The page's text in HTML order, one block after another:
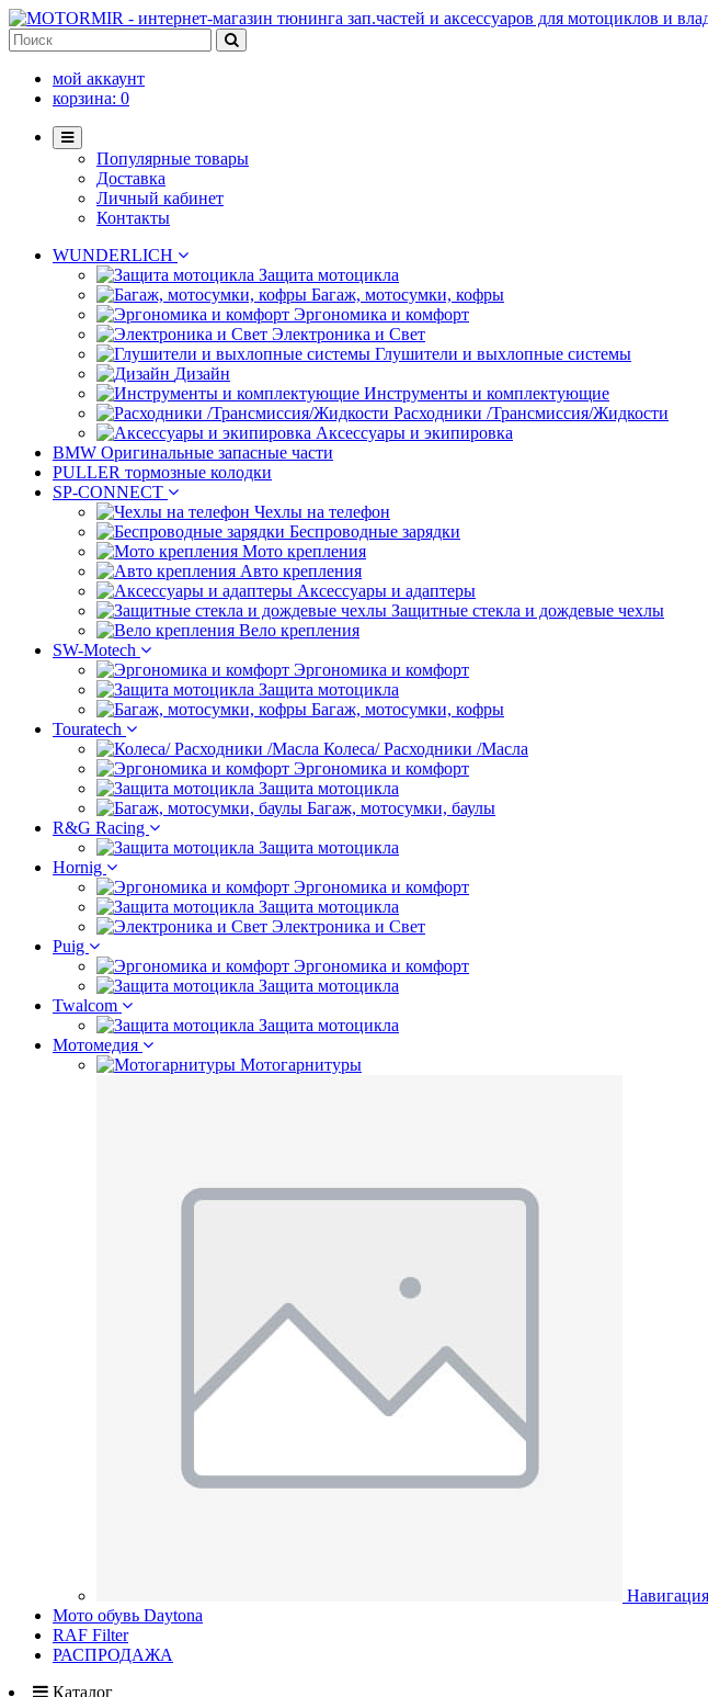
мой аккаунт
корзина: 0
Популярные товары
Доставка
Личный кабинет
Контакты
WUNDERLICH
Защита мотоцикла
Багаж, мотосумки, кофры
Эргономика и комфорт
Электроника и Свет
Глушители и выхлопные системы
Дизайн
Инструменты и комплектующие
Расходники /Трансмиссия/Жидкости
Аксессуары и экипировка
BMW Оригинальные запасные части
PULLER тормозные колодки
SP-CONNECT
Чехлы на телефон
Беспроводные зарядки
Мото крепления
Авто крепления
Аксессуары и адаптеры
Защитные стекла и дождевые чехлы
Вело крепления
SW-Motech
Эргономика и комфорт
Защита мотоцикла
Багаж, мотосумки, кофры
Touratech
Колеса/ Расходники /Масла
Эргономика и комфорт
Защита мотоцикла
Багаж, мотосумки, баулы
R&G Racing
Защита мотоцикла
Hornig
Эргономика и комфорт
Защита мотоцикла
Электроника и Свет
Puig
Эргономика и комфорт
Защита мотоцикла
Twalcom
Защита мотоцикла
Мотомедия
Мотогарнитуры
Навигация
Мото обувь Daytona
RAF Filter
РАСПРОДАЖА
Каталог